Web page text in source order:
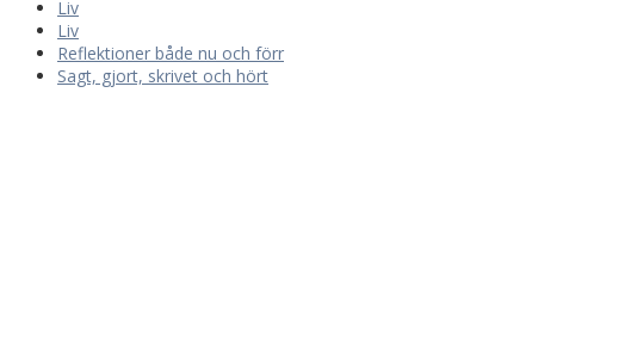
Liv
Liv
Reflektioner både nu och förr
Sagt, gjort, skrivet och hört